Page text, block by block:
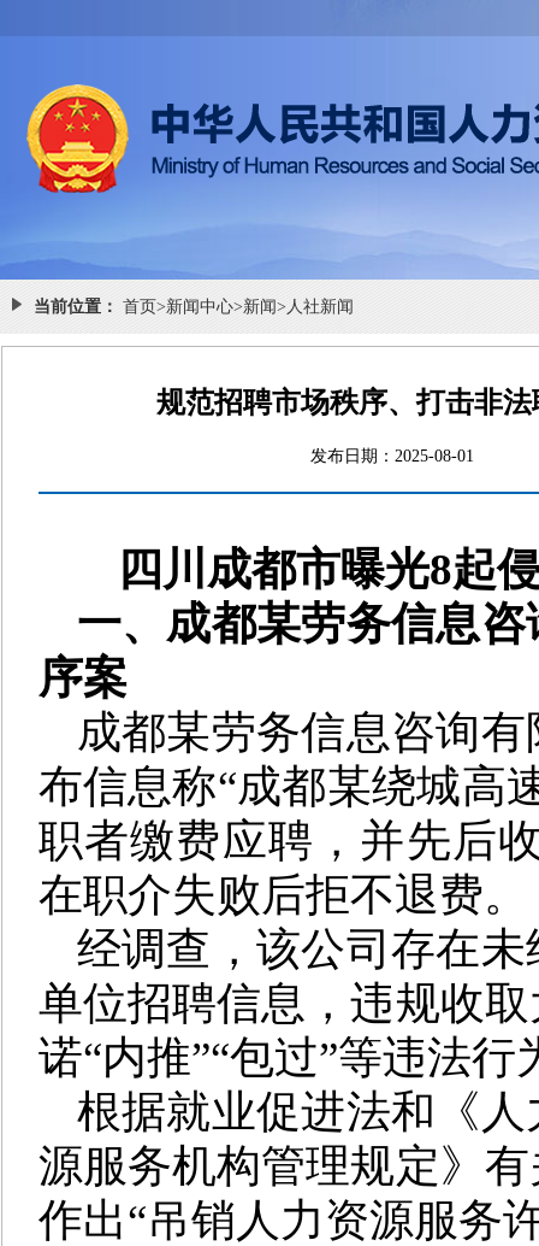
当前位置： 首页>新闻中心>新闻> 人社新闻
规范招聘市场秩序、打击非
发布日期：2025-08-
四川成都市曝光8起
一、 成都某劳务信息
序案
成都某劳务信息咨询
布信息称“成都某绕城高
职者缴费应聘，并先后
在职介失败后拒不退费。
经调查，该公司存在
单位招聘信息，违规收
诺“内推”“包过”等违法行
根据就业促进法和《
源服务机构管理规定》
作出“吊销人力资源服务